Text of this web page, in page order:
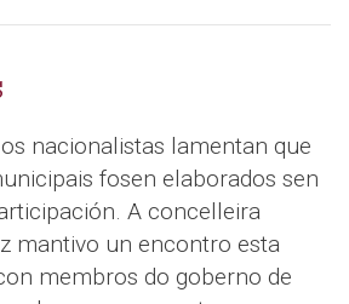
nacionalistas lamentan que
fosen elaborados sen
A concelleira
mantivo un encontro esta
membros do goberno de